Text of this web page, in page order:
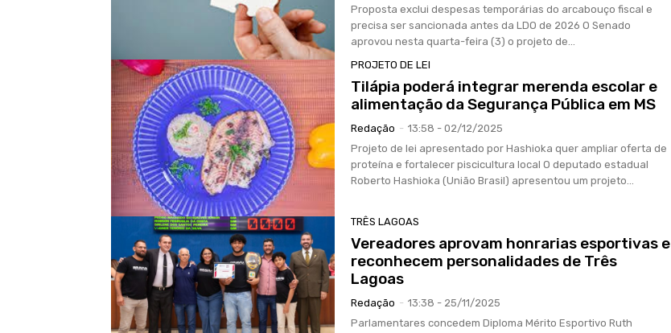
Proposta exclui despesas temporárias do arcabouço fiscal e
precisa ser sancionada antes da LDO de 2026 O Senado
aprovou nesta quarta-feira (3) o projeto de...
PROJETO DE LEI
Tilápia poderá integrar merenda escolar e
alimentação da Segurança Pública em MS
Redação - 13:58 - 02/12/2025
Projeto de lei apresentado por Hashioka quer ampliar oferta de
proteína e fortalecer piscicultura local O deputado estadual
Roberto Hashioka (União Brasil) apresentou um projeto...
TRÊS LAGOAS
Vereadores aprovam honrarias esportivas e
reconhecem personalidades de Três
Lagoas
Redação - 13:38 - 25/11/2025
Parlamentares concedem Diploma Mérito Esportivo Ruth